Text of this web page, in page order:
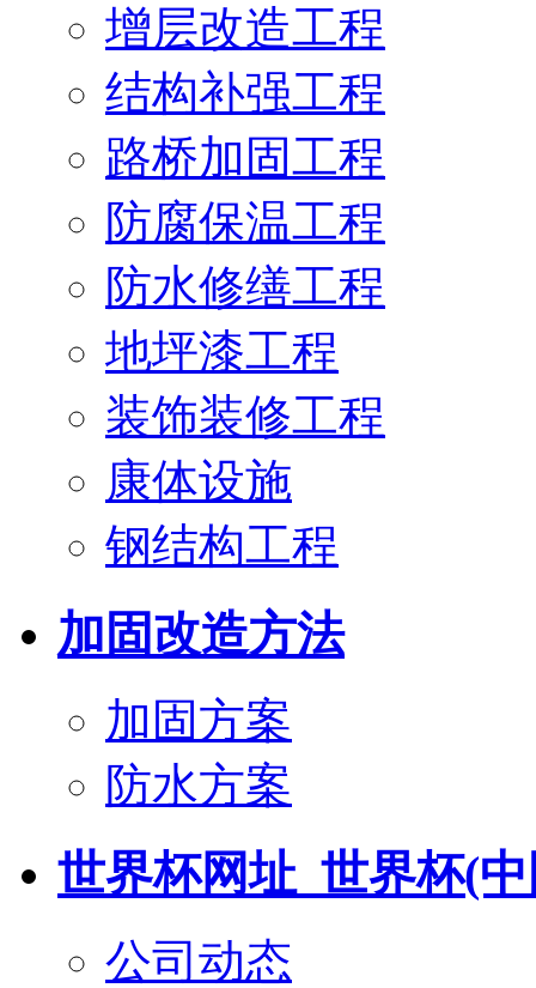
增层改造工程
结构补强工程
路桥加固工程
防腐保温工程
防水修缮工程
地坪漆工程
装饰装修工程
康体设施
钢结构工程
加固改造方法
加固方案
防水方案
世界杯网址_世界杯(
公司动态